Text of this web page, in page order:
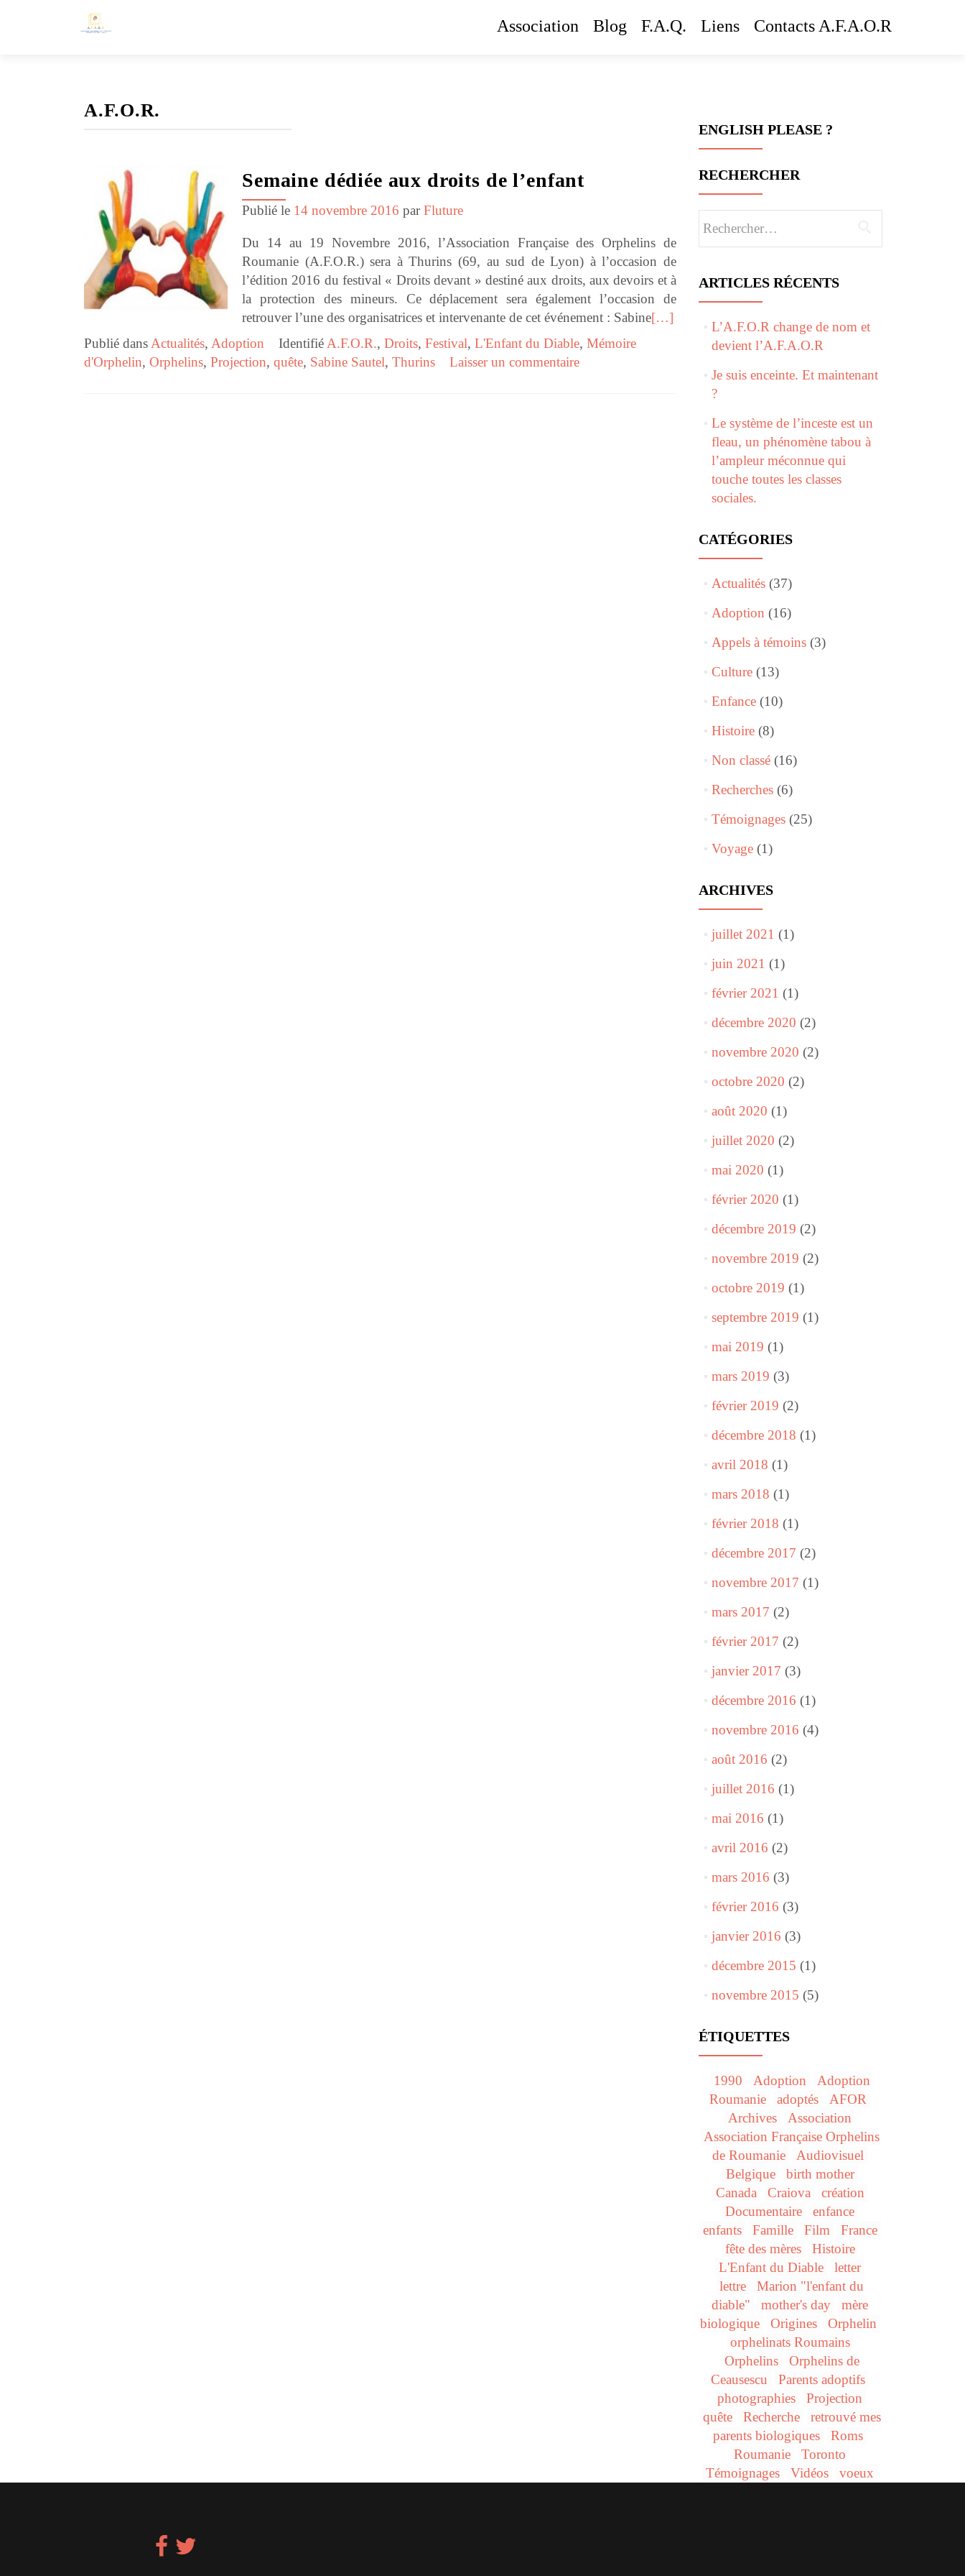
Association Blog F.A.Q. Liens Contacts A.F.A.O.R
A.F.O.R.
Semaine dédiée aux droits de l’enfant
Publié le 14 novembre 2016 parFluture
Du 14 au 19 Novembre 2016, l’Association Française des Orphelins de
Roumanie (A.F.O.R.) sera à Thurins (69, au sud de Lyon) à l’occasion de
l’édition 2016 du festival « Droits devant » destiné aux droits, aux devoirs et à
la protection des mineurs. Ce déplacement sera également l’occasion de
retrouver l’une des organisatrices et intervenante de cet événement : Sabine[…]
Publié dans Actualités, Adoption Identifié A.F.O.R., Droits, Festival, L'Enfant du Diable, Mémoire
d'Orphelin, Orphelins, Projection, quête, Sabine Sautel, Thurins Laisser un commentaire
ENGLISH PLEASE ?
RECHERCHER
ARTICLES RÉCENTS
L’A.F.O.R change de nom et
devient l’A.F.A.O.R
Je suis enceinte. Et maintenant
?
Le système de l’inceste est un
fleau, un phénomène tabou à
l’ampleur méconnue qui
touche toutes les classes
sociales.
CATÉGORIES
Actualités(37)
Adoption (16)
Appels à témoins(3)
Culture(13)
Enfance(10)
Histoire(8)
Non classé(16)
Recherches(6)
Témoignages(25)
Voyage(1)
ARCHIVES
juillet 2021 (1)
juin 2021 (1)
février 2021 (1)
décembre 2020 (2)
novembre 2020 (2)
octobre 2020 (2)
août 2020 (1)
juillet 2020 (2)
mai 2020 (1)
février 2020 (1)
décembre 2019 (2)
novembre 2019 (2)
octobre 2019 (1)
septembre 2019 (1)
mai 2019 (1)
mars 2019 (3)
février 2019 (2)
décembre 2018 (1)
avril 2018 (1)
mars 2018 (1)
février 2018 (1)
décembre 2017 (2)
novembre 2017 (1)
mars 2017 (2)
février 2017 (2)
janvier 2017 (3)
décembre 2016 (1)
novembre 2016 (4)
août 2016 (2)
juillet 2016 (1)
mai 2016 (1)
avril 2016 (2)
mars 2016 (3)
février 2016 (3)
janvier 2016 (3)
décembre 2015 (1)
novembre 2015 (5)
ÉTIQUETTES
1990 Adoption
Adoption
Roumanie
adoptés
AFOR
Archives
Association
Association Française Orphelins
de Roumanie
Audiovisuel
Belgique
birth mother
Canada
Craiova
création
Documentaire
enfance
enfants
Famille Film
France
fête des mères
Histoire
L'Enfant du Diable
letter
lettre
Marion "l'enfant du
diable"
mother's day
mère
biologique
Origines
Orphelin
orphelinats Roumains
Orphelins
Orphelins de
Ceausescu
Parents adoptifs
photographies
Projection
quête
Recherche
retrouvé mes
parents biologiques
Roms
Roumanie
Toronto
Témoignages
Vidéos voeux